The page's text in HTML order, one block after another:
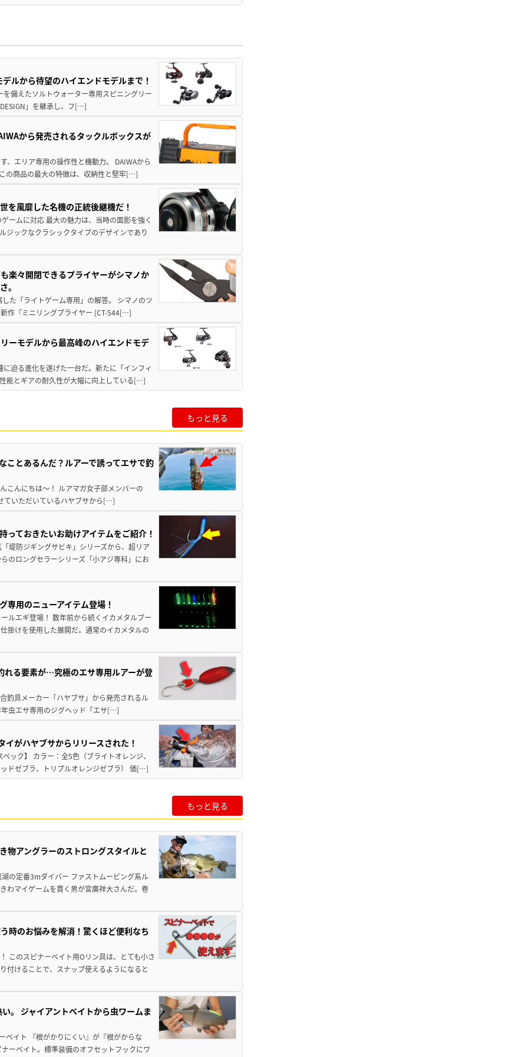
ルから待望のハイエンドモデルまで！
備えたソルトウォーター専用スピニングリー
」を継承し、フ[…]
から発売されるタックルボックスが
、エリア専用の操作性と機動力。 DAIWAから
の商品の最大の特徴は、収納性と堅牢[…]
を風靡した名機の正統後継機だ！
ームに対応 最大の魅力は、当時の面影を強く
ジックなクラシックタイプのデザインであり
楽々開閉できるプライヤーがシマノか
。
た「ライトゲーム専用」の解答。 シマノのツ
作『ミニリングプライヤー [CT-544[…]
ーモデルから最高峰のハイエンドモデ
迫る進化を遂げた一台だ。新たに「インフィ
能とギアの耐久性が大幅に向上している[…]
もっと見る
とあるんだ？ルアーで誘ってエサで釣
こんにちは～！ ルアマガ女子部メンバーの
ていただいているハヤブサから[…]
ておきたいお助けアイテムをご紹介！
堤防ジギングサビキ」シリーズから、超リア
のロングセラーシリーズ「小アジ専科」にお
専用のニューアイテム登場！
ルエギ登場！ 数年前から続くイカメタルブー
掛けを使用した展開だ。通常のイカメタルの
れる要素が…究極のエサ専用ルアーが登
釣具メーカー「ハヤブサ」から発売されるル
虫エサ専用のジグヘッド「エサ[…]
がハヤブサからリリースされた！
ック】 カラー：全5色（ブライトオレンジ、
ドゼブラ、トリプルオレンジゼブラ） 価[…]
もっと見る
物アングラーのストロングスタイルと
の定番3mダイバー ファストムービング系ル
わマイゲームを貫く男が宮廣祥大さんだ。巻
時のお悩みを解消！驚くほど便利なち
このスピナーベイト用Oリン具は、とても小さ
付けることで、スナップ使えるようになると
。 ジャイアントベイトから虫ワームま
ベイト 『根がかりにくい』が『根がからな
ーベイト。標準装備のオフセットフックにワ